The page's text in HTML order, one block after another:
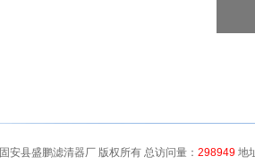
固安县盛鹏滤清器厂 版权所有 总访问量： 298949地